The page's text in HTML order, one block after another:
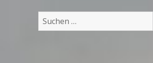
Suchen
nach: